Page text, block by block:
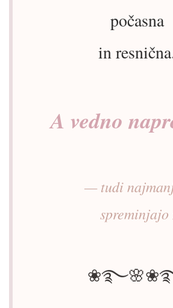
počasna
in
A vedno
— tudi
spreminjajo